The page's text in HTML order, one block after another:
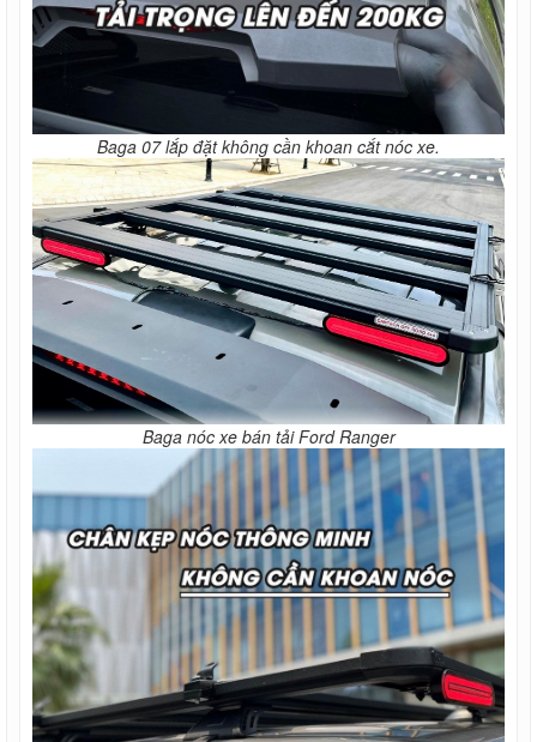
Baga 07 lắp đặt không cần khoan cắt nóc xe.
Baga nóc xe bán tải Ford Ranger